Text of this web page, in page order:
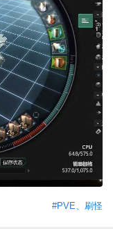
#PVE、刷怪